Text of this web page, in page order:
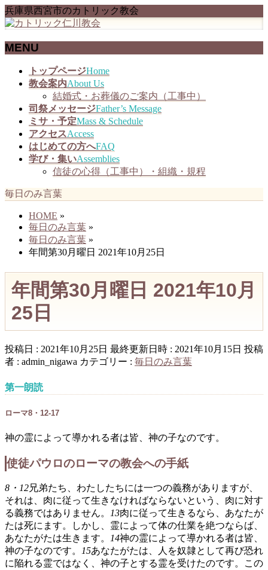
兵庫県西宮市のカトリック教会
MENU
トップページHome
教会案内About Us
結婚式・お葬儀のご案内（工事中）
司祭メッセージFather’s Message
ミサ・予定Mass & Schedule
アクセスAccess
はじめての方へFAQ
学び・集いAssemblies
信徒の心得（工事中）・組織・規程
毎日のみ言葉
HOME »
毎日のみ言葉 »
毎日のみ言葉 »
年間第30月曜日 2021年10月25日
年間第30月曜日 2021年10月
25日
投稿日 : 2021年10月25日 最終更新日時 : 2021年10月15日 投稿
者 : admin_nigawa カテゴリー : 毎日のみ言葉
第一朗読
ローマ8・12-17
神の霊によって導かれる者は皆、神の子なのです。
使徒パウロのローマの教会への手紙
8・12兄弟たち、わたしたちには一つの義務がありますが、
それは、肉に従って生きなければならないという、肉に対す
る義務ではありません。
13肉に従って生きるなら、あなたが
たは死にます。しかし、霊によって体の仕業を絶つならば、
あなたがたは生きます。
14神の霊によって導かれる者は皆、
神の子なのです。
15あなたがたは、人を奴隷として再び恐れ
に陥れる霊ではなく、神の子とする霊を受けたのです。この